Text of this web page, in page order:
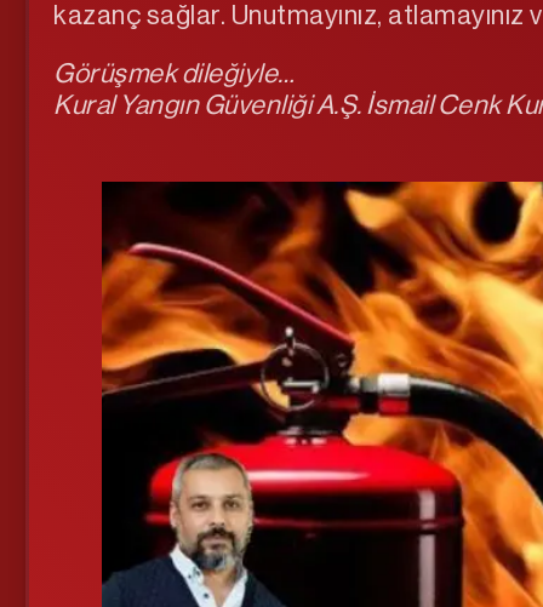
kazanç sağlar. Unutmayınız, atlamayınız
Görüşmek dileğiyle…
Kural Yangın Güvenliği A.Ş. İsmail Cenk